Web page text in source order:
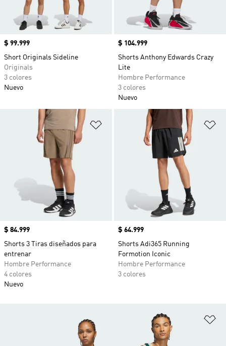
Precio
$ 99.999
Short Originals Sideline
Originals
3 colores
Nuevo
Precio
$ 104.999
Shorts Anthony Edwards Crazy
Lite
Hombre Performance
3 colores
Nuevo
Añadir a la lista de deseos
Precio
$ 84.999
Shorts 3 Tiras diseñados para
entrenar
Hombre Performance
4 colores
Nuevo
Precio
$ 64.999
Shorts Adi365 Running
Formotion Iconic
Hombre Performance
3 colores